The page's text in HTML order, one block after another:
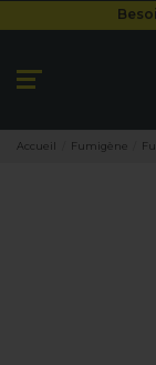
Accueil Fumigène